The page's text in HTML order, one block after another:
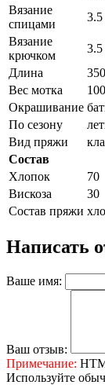
Вязание
спицами
3.5
Вязание
крючком
3.5
Длина
350
Вес мотка
100
Окрашивание
По сезону
Вид пряжи
Состав
Хлопок
70
Вискоза
30
Состав пряжи
Написать
Ваше имя:
Ваш отзыв:
Примечание:
Используйте